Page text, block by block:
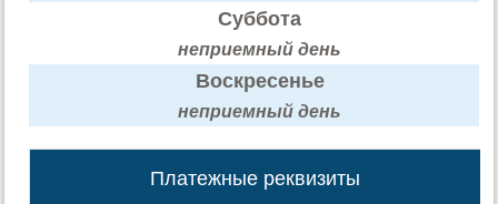
Суббота
неприемный день
Воскресенье
неприемный день
Платежные реквизиты